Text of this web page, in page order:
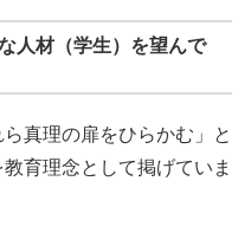
人材（学生）を望んで
真理の扉をひらかむ」と
育理念として掲げていま